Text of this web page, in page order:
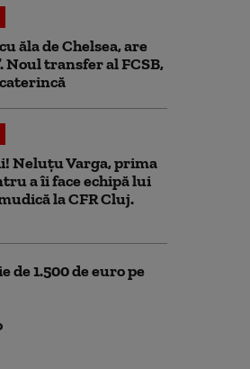
ăla de Chelsea, are
Noul transfer al FCSB,
Neluțu Varga, prima
a îi face echipă lui
la CFR Cluj.
de 1.500 de euro pe